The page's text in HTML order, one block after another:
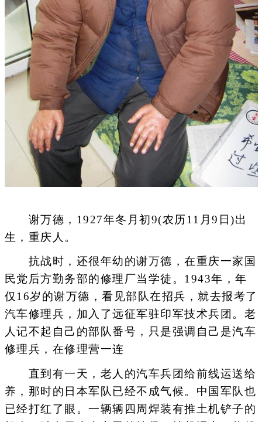
谢万德，1927年冬月初9(农历11月9日)出
生，重庆人。
抗战时，还很年幼的谢万德，在重庆一家国
民党后方勤务部的修理厂当学徒。1943年，年
仅16岁的谢万德，看见部队在招兵，就去报考了
汽车修理兵，加入了远征军驻印军技术兵团。老
人记不起自己的部队番号，只是强调自己是汽车
修理兵，在修理营一连
直到有一天，老人的汽车兵团给前线运送给
养，那时的日本军队已经不成气候。中国军队也
已经打红了眼。一辆辆四周焊装有推土机铲子的